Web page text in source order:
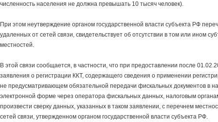
численность населения не должна превышать 10 тысяч человек).
При этом неутверждение органом государственной власти субъекта РФ
удаленных от сетей связи, свидетельствует об отсутствии в том или ином
местностей.
В этой связи сообщается, в частности, что при предоставлении после
заявления о регистрации ККТ, содержащего сведения о применении
не предусматривающем обязательной передачи фискальных документов в
электронной форме через оператора фискальных данных, налоговым
произвести сверку данных, указанных в таком заявлении, с перечнем
сетей связи, утвержденном органом государственной власти субъекта РФ.